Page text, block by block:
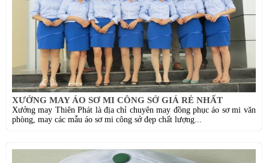
XƯỞNG MAY ÁO SƠ MI CÔNG SỞ GIÁ RẺ NHẤT
Xưởng may Thiên Phát là địa chỉ chuyên may đồng phục áo sơ mi văn
phòng, may các mẫu áo sơ mi công sở đẹp chất lượng...